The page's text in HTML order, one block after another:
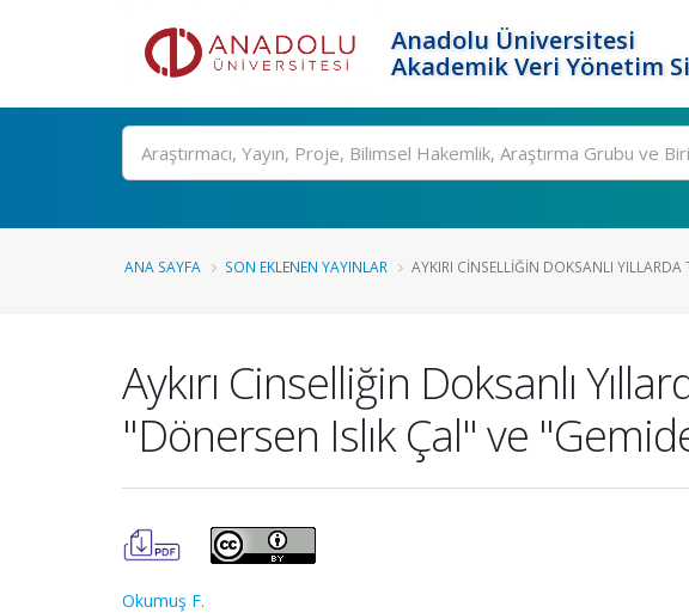
Anadolu Üniversitesi
Akademik Veri Yönetim
Ara
ANA SAYFA SON EKLENEN YAYINLAR AYKIRI CINSELLIĞIN DOKSANLI YILLARDA
Aykırı Cinselliğin Doksanlı
"Dönersen Islık Çal" ve
Okumuş F.